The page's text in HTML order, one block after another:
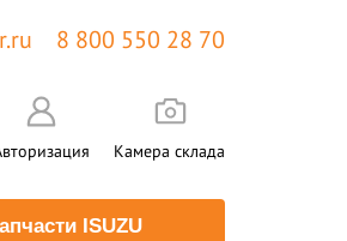
8 800 550 28 70
Камера склада
ISUZU